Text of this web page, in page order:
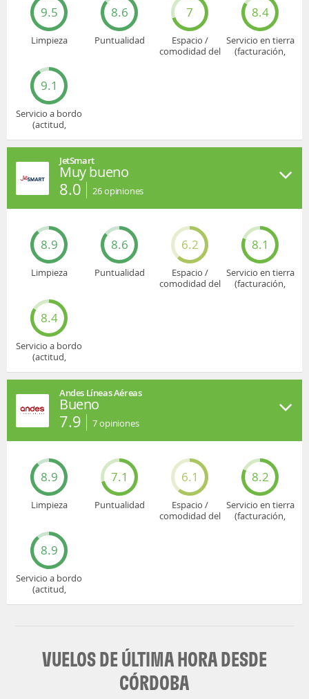
9.5
Limpieza
8.6
Puntualidad
7
Espacio /
comodidad del
8.4
Servicio en tierra
(facturación,
9.1
Servicio a bordo
(actitud,
JetSmart
Muy bueno
8.0 26opiniones
8.9
Limpieza
8.6
Puntualidad
6.2
Espacio /
comodidad del
8.1
Servicio en tierra
(facturación,
8.4
Servicio a bordo
(actitud,
Andes Líneas Aéreas
Bueno
7.9 7opiniones
8.9
Limpieza
7.1
Puntualidad
6.1
Espacio /
comodidad del
8.2
Servicio en tierra
(facturación,
8.9
Servicio a bordo
(actitud,
VUELOS DE ÚLTIMA HORA DESDE
CÓRDOBA